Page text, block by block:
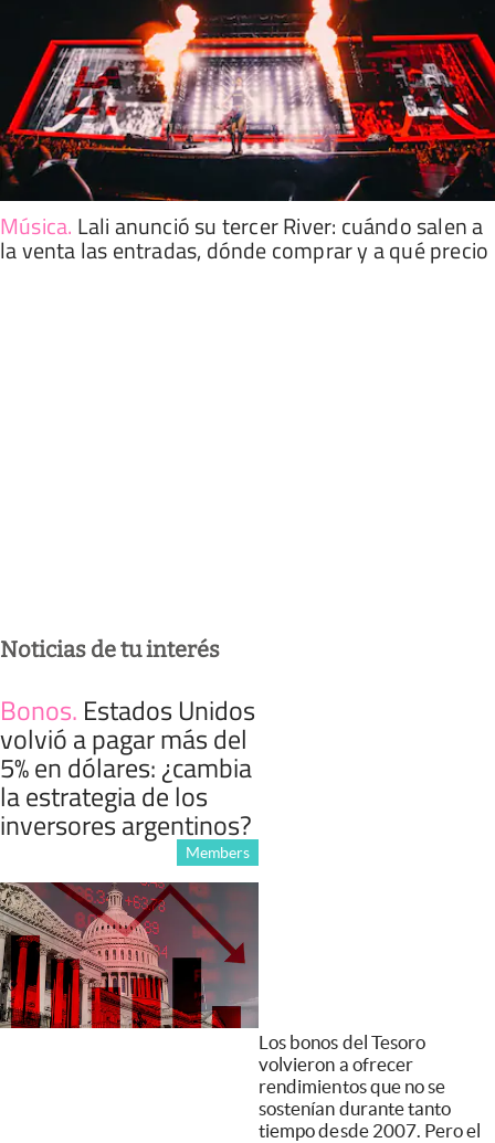
Música. Lali anunció su tercer River: cuándo salen a
la venta las entradas, dónde comprar y a qué precio
Noticias de tu interés
Bonos. Estados Unidos
volvió a pagar más del
5% en dólares: ¿cambia
la estrategia de los
inversores argentinos?
Members
Los bonos del Tesoro
volvieron a ofrecer
rendimientos que no se
sostenían durante tanto
tiempo desde 2007. Pero el